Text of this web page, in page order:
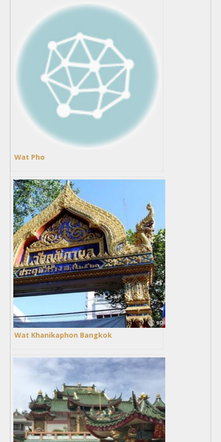
Wat Pho
Wat Khanikaphon Bangkok